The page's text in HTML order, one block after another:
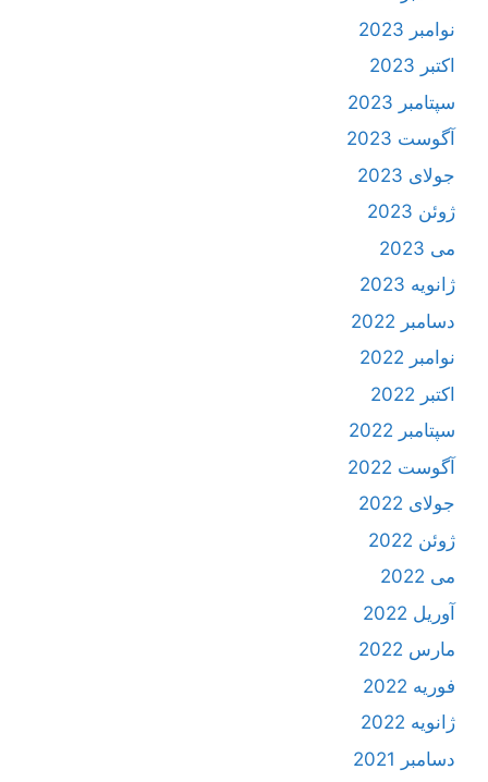
نوامبر 2023
اکتبر 2023
سپتامبر 2023
آگوست 2023
جولای 2023
ژوئن 2023
می 2023
ژانویه 2023
دسامبر 2022
نوامبر 2022
اکتبر 2022
سپتامبر 2022
آگوست 2022
جولای 2022
ژوئن 2022
می 2022
آوریل 2022
مارس 2022
فوریه 2022
ژانویه 2022
دسامبر 2021